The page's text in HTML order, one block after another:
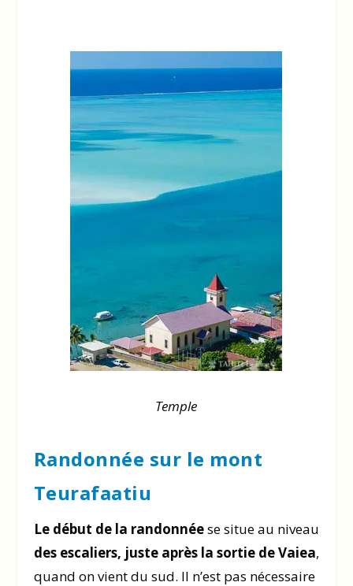
Temple
Randonnée sur le mont
Teurafaatiu
Le début de la randonnéese situe au niveau
des escaliers, juste après la sortie de Vaiea,
quand on vient du sud. Il n’est pas nécessaire